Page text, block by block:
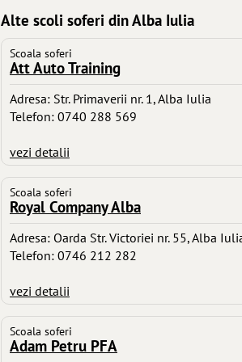
Alte scoli soferi din Alba Iulia
Scoala soferi
Att Auto Training
Adresa: Str. Primaverii nr. 1, Alba Iulia
Telefon: 0740 288 569
vezi detalii
Scoala soferi
Royal Company Alba
Adresa: Oarda Str. Victoriei nr. 55, Alba
Telefon: 0746 212 282
vezi detalii
Scoala soferi
Adam Petru PFA